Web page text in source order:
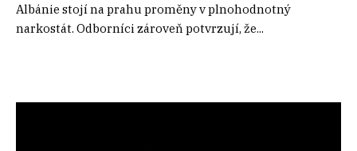
Albánie stojí na prahu proměny v plnohodnotný
narkostát. Odborníci zároveň potvrzují, že...